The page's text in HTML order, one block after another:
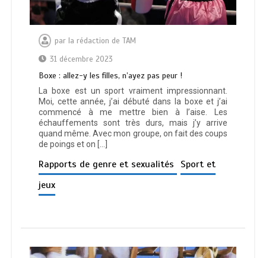
par la rédaction de TAM
31 décembre 2023
Boxe : allez-y les filles, n’ayez pas peur !
La boxe est un sport vraiment impressionnant.
Moi, cette année, j’ai débuté dans la boxe et j’ai
commencé à me mettre bien à l’aise. Les
échauffements sont très durs, mais j’y arrive
quand même. Avec mon groupe, on fait des coups
de poings et on […]
Rapports de genre et sexualités
Sport et
jeux